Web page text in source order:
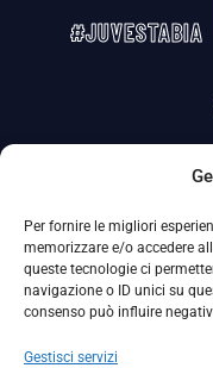
Per fornire le migliori
memorizzare e/o accedere
queste tecnologie ci
navigazione o ID unici su
consenso può influire
Gestisci servizi
#JUVESTABIA
Privacy
La Società ha nominato il Responsabile della
adottate dalla